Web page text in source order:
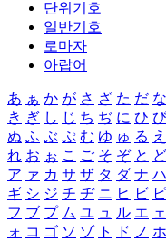
단위기호
일반기호
로마자
아랍어
あ ぁ か が さ ざ た だ な
き ぎ し じ ち ぢ に ひ び
ぬ ふ ぶ ぷ む ゆ ゅ る え
れ お ぉ こ ご そ ぞ と ど
ア ァ カ サ ザ タ ダ ナ ハ
ギ シ ジ チ ヂ ニ ヒ ビ ピ
フ ブ プ ム ユ ュ ル エ ェ
ォ コ ゴ ソ ゾ ト ド ノ ホ